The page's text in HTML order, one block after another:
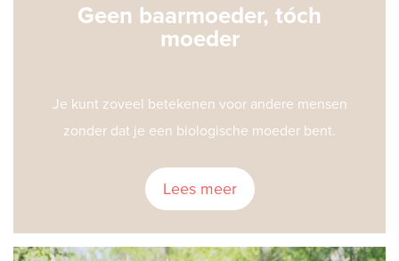
Geen baarmoeder, tóch
moeder
Je kunt zoveel betekenen voor andere mensen
zonder dat je een biologische moeder bent.
Lees meer